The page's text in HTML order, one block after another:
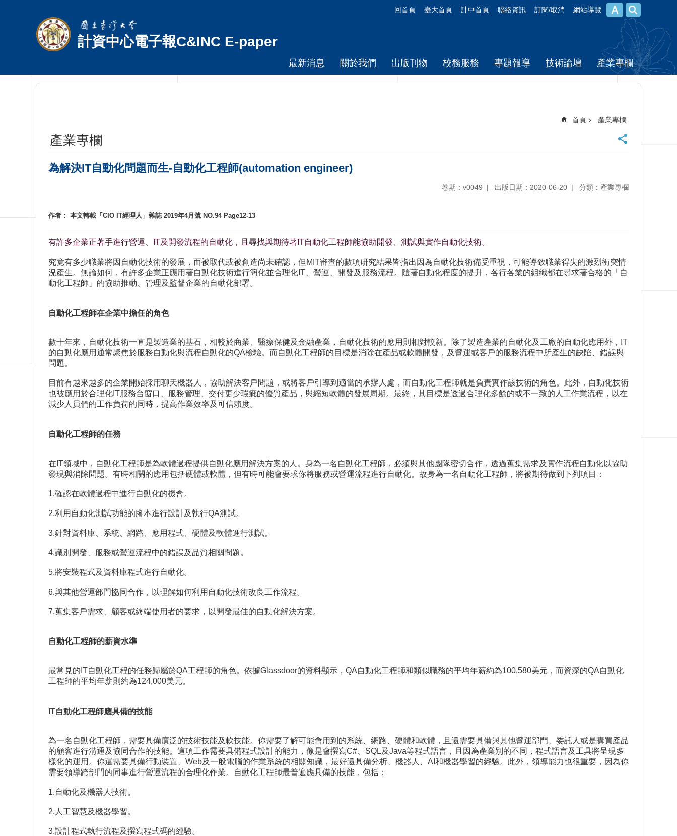
回首頁 臺大首頁 計中首頁 聯絡資訊 訂閱/取消 網站導覽
計資中心電子報C&INC E-paper
最新消息 關於我們 出版刊物 校務服務 專題報導 技術論壇 產業專欄
首頁 產業專欄
產業專欄
為解決IT自動化問題而生-自動化工程師(automation engineer)
卷期：v0049 出版日期：2020-06-20 分類：產業專欄
作者： 本文轉載「CIO IT經理人」雜誌 2019年4月號 NO.94 Page12-13
有許多企業正著手進行營運、IT及開發流程的自動化，且尋找與期待著IT自動化工程師能協助開發、測試與實作自動化技術。
究竟有多少職業將因自動化技術的發展，而被取代或被創造尚未確認，但MIT審查的數項研究結果皆指出因為自動化技術備受重視，可能導致職業得失的激烈衝突情
況產生。無論如何，有許多企業正應用著自動化技術進行簡化並合理化IT、營運、開發及服務流程。隨著自動化程度的提升，各行各業的組織都在尋求著合格的「自
動化工程師」的協助推動、管理及監督企業的自動化部署。
自動化工程師在企業中擔任的角色
數十年來，自動化技術一直是製造業的基石，相較於商業、醫療保健及金融產業，自動化技術的應用則相對較新。除了製造產業的自動化及工廠的自動化應用外，IT
的自動化應用通常聚焦於服務自動化與流程自動化的QA檢驗。而自動化工程師的目標是消除在產品或軟體開發，及營運或客戶的服務流程中所產生的缺陷、錯誤與
問題。
目前有越來越多的企業開始採用聊天機器人，協助解決客戶問題，或將客戶引導到適當的承辦人處，而自動化工程師就是負責實作該技術的角色。此外，自動化技術
也被應用於合理化IT服務台窗口、服務管理、交付更少瑕疵的優質產品，與縮短軟體的發展周期。最終，其目標是透過合理化多餘的或不一致的人工作業流程，以在
減少人員們的工作負荷的同時，提高作業效率及可信賴度。
自動化工程師的任務
在IT領域中，自動化工程師是為軟體過程提供自動化應用解決方案的人。身為一名自動化工程師，必須與其他團隊密切合作，透過蒐集需求及實作流程自動化以協助
發現與消除問題。有時相關的應用包括硬體或軟體，但有時可能會要求你將服務或營運流程進行自動化。故身為一名自動化工程師，將被期待做到下列項目：
1.確認在軟體過程中進行自動化的機會。
2.利用自動化測試功能的腳本進行設計及執行QA測試。
3.針對資料庫、系統、網路、應用程式、硬體及軟體進行測試。
4.識別開發、服務或營運流程中的錯誤及品質相關問題。
5.將安裝程式及資料庫程式進行自動化。
6.與其他營運部門協同合作，以理解如何利用自動化技術改良工作流程。
7.蒐集客戶需求、顧客或終端使用者的要求，以開發最佳的自動化解決方案。
自動化工程師的薪資水準
最常見的IT自動化工程的任務歸屬於QA工程師的角色。依據Glassdoor的資料顯示，QA自動化工程師和類似職務的平均年薪約為100,580美元，而資深的QA自動化
工程師的平均年薪則約為124,000美元。
IT自動化工程師應具備的技能
為一名自動化工程師，需要具備廣泛的技術技能及軟技能。你需要了解可能會用到的系統、網路、硬體和軟體，且還需要具備與其他營運部門、委託人或是購買產品
的顧客進行溝通及協同合作的技能。這項工作需要具備程式設計的能力，像是會撰寫C#、SQL及Java等程式語言，且因為產業別的不同，程式語言及工具將呈現多
樣化的運用。你還需要具備行動裝置、Web及一般電腦的作業系統的相關知識，最好還具備分析、機器人、AI和機器學習的經驗。此外，領導能力也很重要，因為你
需要領導跨部門的同事進行營運流程的合理化作業。自動化工程師最普遍應具備的技能，包括：
1.自動化及機器人技術。
2.人工智慧及機器學習。
3.設計程式執行流程及撰寫程式碼的經驗。